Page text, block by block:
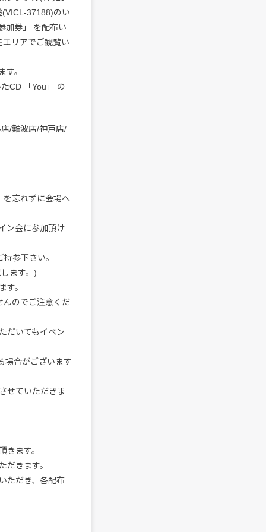
37188)のい
加券」 を配布い
リアでご観覧い
。
CD 「You」 の
/難波店/神戸店/
を忘れずに会場へ
ン会に参加頂け
参下さい。
ます。)
す。
んのでご注意くだ
だいてもイベン
場合がございます
せていただきま
きます。
だきます。
ただき、各配布